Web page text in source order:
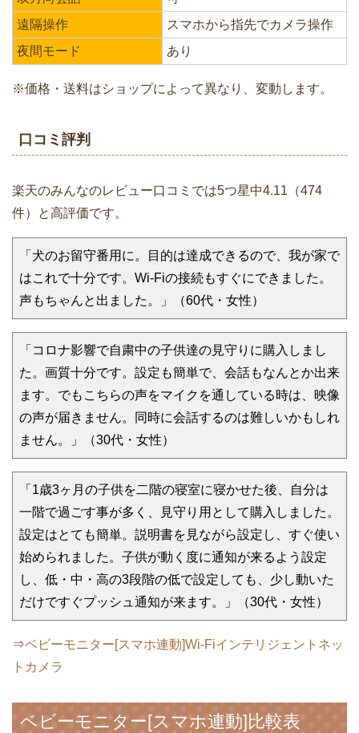
遠隔操作
スマホから指先でカメラ操作
夜間モード
あり
※価格・送料はショップによって異なり、変動します。
口コミ評判
楽天のみんなのレビュー口コミでは5つ星中4.11（474
件）と高評価です。
「犬のお留守番用に。目的は達成できるので、我が家で
はこれで十分です。Wi-Fiの接続もすぐにできました。
声もちゃんと出ました。」（60代・女性）
「コロナ影響で自粛中の子供達の見守りに購入しまし
た。画質十分です。設定も簡単で、会話もなんとか出来
ます。でもこちらの声をマイクを通している時は、映像
の声が届きません。同時に会話するのは難しいかもしれ
ません。」（30代・女性）
「1歳3ヶ月の子供を二階の寝室に寝かせた後、自分は
一階で過ごす事が多く、見守り用として購入しました。
設定はとても簡単。説明書を見ながら設定し、すぐ使い
始められました。子供が動く度に通知が来るよう設定
し、低・中・高の3段階の低で設定しても、少し動いた
だけですぐプッシュ通知が来ます。」（30代・女性）
⇒ベビーモニター[スマホ連動]Wi-Fiインテリジェントネッ
トカメラ
ベビーモニター[スマホ連動]比較表